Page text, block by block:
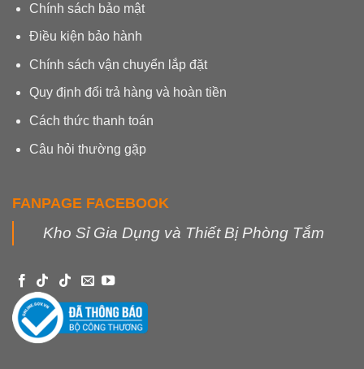
Chính sách bảo mật
Điều kiện bảo hành
Chính sách vận chuyển lắp đặt
Quy định đổi trả hàng và hoàn tiền
Cách thức thanh toán
Câu hỏi thường gặp
FANPAGE FACEBOOK
Kho Sỉ Gia Dụng và Thiết Bị Phòng Tắm